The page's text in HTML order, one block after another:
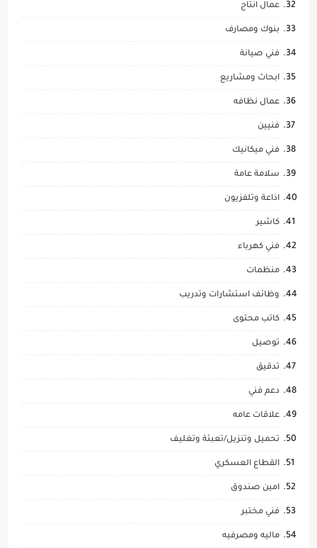
عمال انتاج
بنوك ومصارف
فني صيانة
ابحاث ومشاريع
عمال نظافه
فنيين
فني ميكانيك
سلامة عامة
اذاعة وتلفزيون
كاشير
فني كهرباء
منظمات
وظائف استشارات وتدريب
كاتب محتوى
توصيل
تدقيق
دعم فني
علاقات عامه
تحميل وتنزيل/تعبئة وتغليف
القطاع العسكري
امين صندوق
فني مختبر
ماليه ومصرفيه